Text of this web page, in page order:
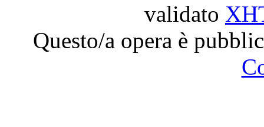
validato
Questo/a opera è